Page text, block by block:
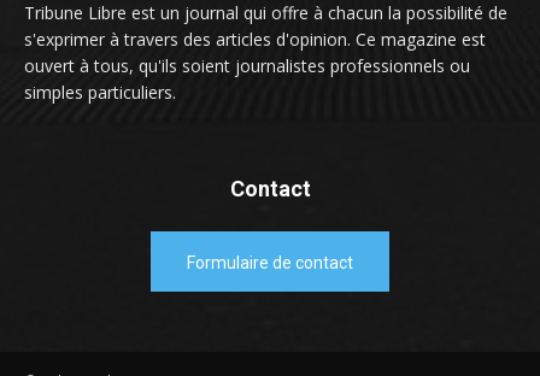
Tribune Libre est un journal qui offre à chacun la possibilité de
s'exprimer à travers des articles d'opinion. Ce magazine est
ouvert à tous, qu'ils soient journalistes professionnels ou
simples particuliers.
Contact
Formulaire de contact